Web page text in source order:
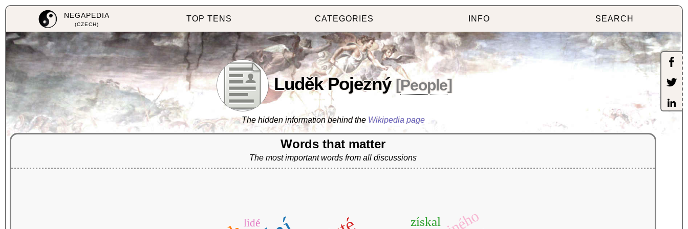
NEGAPEDIA
(CZECH)
TOP TENS CATEGORIES INFO SEARCH
Luděk Pojezný [People]
The hidden information behind the Wikipedia page
Words that matter
The most important words from all discussions
získal
lidé